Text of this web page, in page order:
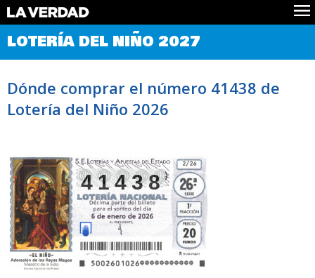
Comprobar Loteria del Niño
Premios
Noticias
Datos
LOTERÍA DEL NIÑO 2027
Dónde comprar el número 41438 de
Lotería del Niño 2026
41438